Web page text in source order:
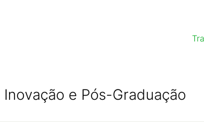
e Pós-Graduação